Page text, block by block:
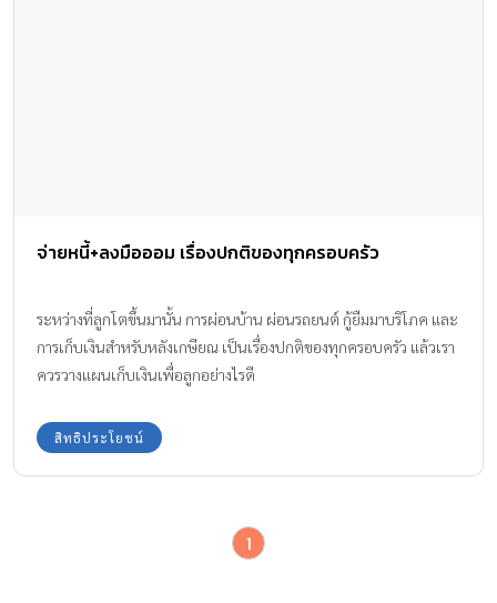
จ่ายหนี้+ลงมือออม เรื่องปกติของทุกครอบครัว
ระหว่างที่ลูกโตขึ้นมานั้น การผ่อนบ้าน ผ่อนรถยนต์ กู้ยืมมาบริโภค และ
การเก็บเงินสำหรับหลังเกษียณ เป็นเรื่องปกติของทุกครอบครัว แล้วเรา
ควรวางแผนเก็บเงินเพื่อลูกอย่างไรดี
สิทธิประโยชน์
1